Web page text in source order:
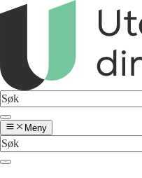
Meny